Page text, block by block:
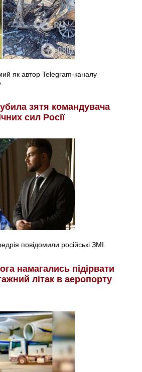
як автор Telegram-каналу
зятя командувача
сил Росії
повідомили російські ЗМІ.
намагались підірвати
літак в аеропорту